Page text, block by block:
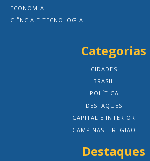
ECONOMIA
CIÊNCIA E TECNOLOGIA
Categorias
CIDADES
BRASIL
POLÍTICA
DESTAQUES
CAPITAL E INTERIOR
CAMPINAS E REGIÃO
Destaques